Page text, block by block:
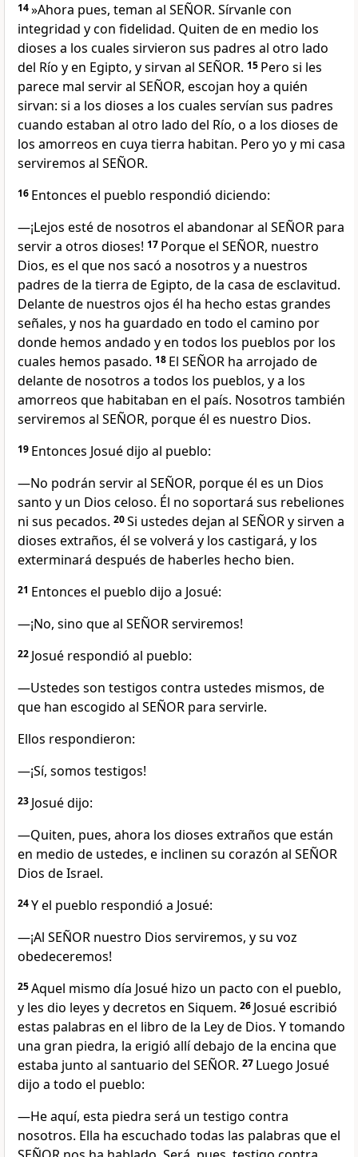
14»Ahora pues, teman al SEÑOR. Sírvanle con
integridad y con fidelidad. Quiten de en medio los
dioses a los cuales sirvieron sus padres al otro lado
del Río y en Egipto, y sirvan al SEÑOR. 15 Pero si les
parece mal servir al SEÑOR, escojan hoy a quién
sirvan: si a los dioses a los cuales servían sus padres
cuando estaban al otro lado del Río, o a los dioses de
los amorreos en cuya tierra habitan. Pero yo y mi casa
serviremos al SEÑOR.
16 Entonces el pueblo respondió diciendo:
—¡Lejos esté de nosotros el abandonar al SEÑOR para
servir a otros dioses! 17 Porque el SEÑOR, nuestro
Dios, es el que nos sacó a nosotros y a nuestros
padres de la tierra de Egipto, de la casa de esclavitud.
Delante de nuestros ojos él ha hecho estas grandes
señales, y nos ha guardado en todo el camino por
donde hemos andado y en todos los pueblos por los
cuales hemos pasado. 18 El SEÑOR ha arrojado de
delante de nosotros a todos los pueblos, y a los
amorreos que habitaban en el país. Nosotros también
serviremos al SEÑOR, porque él es nuestro Dios.
19 Entonces Josué dijo al pueblo:
—No podrán servir al SEÑOR, porque él es un Dios
santo y un Dios celoso. Él no soportará sus rebeliones
ni sus pecados. 20Si ustedes dejan al SEÑOR y sirven a
dioses extraños, él se volverá y los castigará, y los
exterminará después de haberles hecho bien.
21 Entonces el pueblo dijo a Josué:
—¡No, sino que al SEÑOR serviremos!
22 Josué respondió al pueblo:
—Ustedes son testigos contra ustedes mismos, de
que han escogido al SEÑOR para servirle.
Ellos respondieron:
—¡Sí, somos testigos!
23 Josué dijo:
—Quiten, pues, ahora los dioses extraños que están
en medio de ustedes, e inclinen su corazón al SEÑOR
Dios de Israel.
24Y el pueblo respondió a Josué:
—¡Al SEÑOR nuestro Dios serviremos, y su voz
obedeceremos!
25Aquel mismo día Josué hizo un pacto con el pueblo,
y les dio leyes y decretos en Siquem. 26 Josué escribió
estas palabras en el libro de la Ley de Dios. Y tomando
una gran piedra, la erigió allí debajo de la encina que
estaba junto al santuario del SEÑOR. 27 Luego Josué
dijo a todo el pueblo:
—He aquí, esta piedra será un testigo contra
nosotros. Ella ha escuchado todas las palabras que el